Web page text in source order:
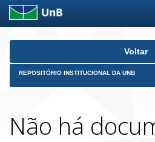
Skip
Voltar
REPOSITÓRIO INSTITUCIONAL DA UNB
Não há